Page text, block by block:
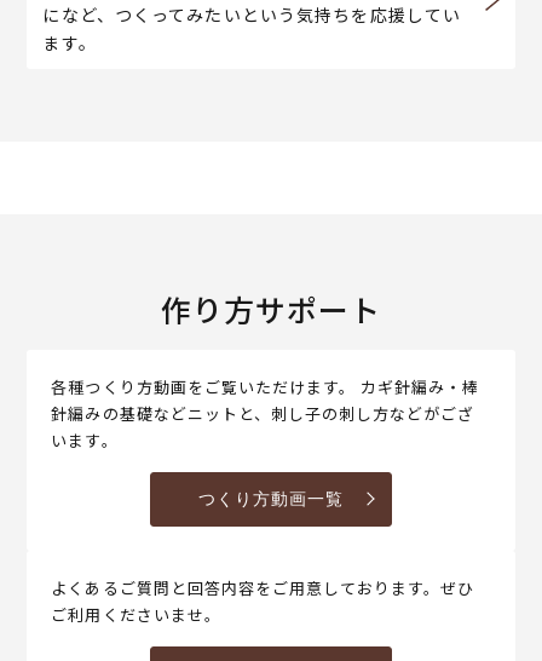
になど、つくってみたいという気持ちを応援してい
ます。
作り方サポート
各種つくり方動画をご覧いただけます。 カギ針編み・棒
針編みの基礎などニットと、刺し子の刺し方などがござ
います。
つくり方動画一覧
よくあるご質問と回答内容をご用意しております。ぜひ
ご利用くださいませ。